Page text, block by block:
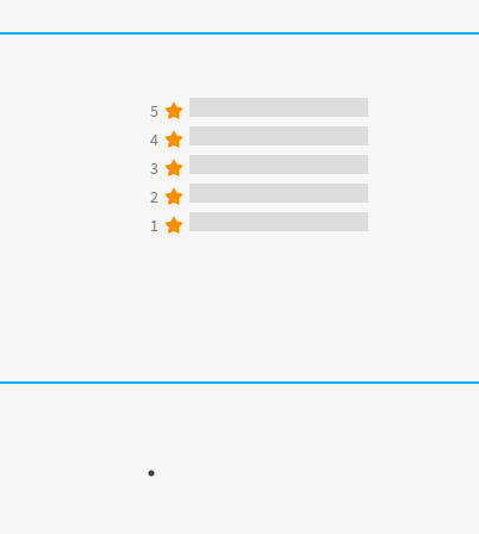
5
4
3
2
1